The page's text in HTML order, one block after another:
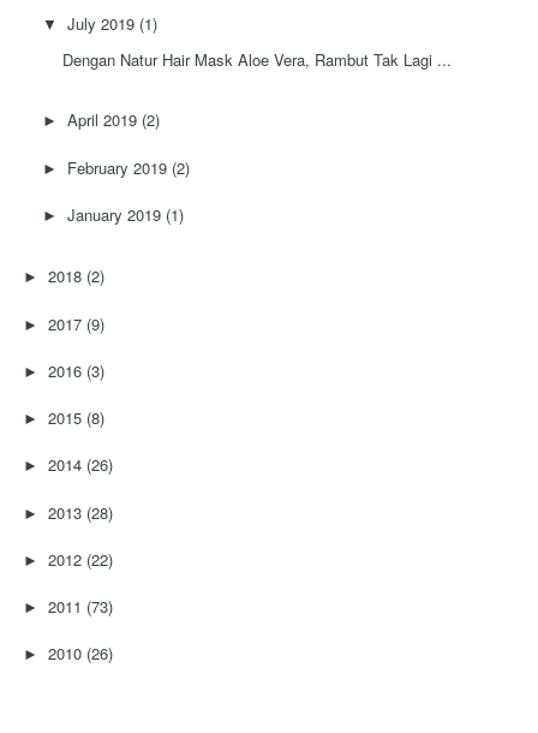
▼ July 2019 (1)
Dengan Natur Hair Mask Aloe Vera, Rambut Tak Lagi ...
►April 2019 (2)
► February 2019 (2)
►January 2019 (1)
►2018 (2)
►2017 (9)
►2016 (3)
►2015 (8)
►2014 (26)
►2013 (28)
►2012 (22)
►2011 (73)
►2010 (26)